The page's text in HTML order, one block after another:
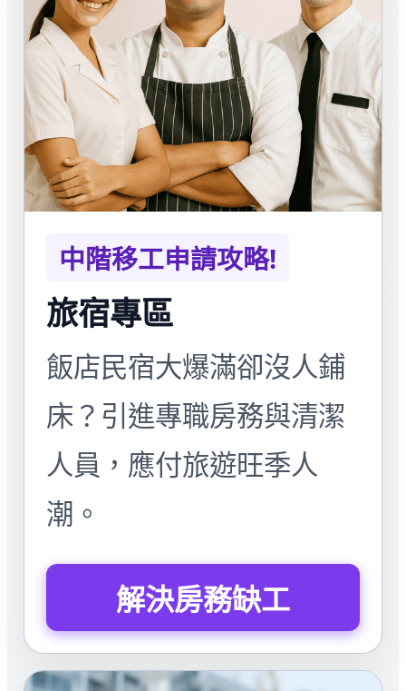
中階移工申請攻略!
旅宿專區
飯店民宿大爆滿卻沒人鋪
床？引進專職房務與清潔
人員，應付旅遊旺季人
潮。
解決房務缺工